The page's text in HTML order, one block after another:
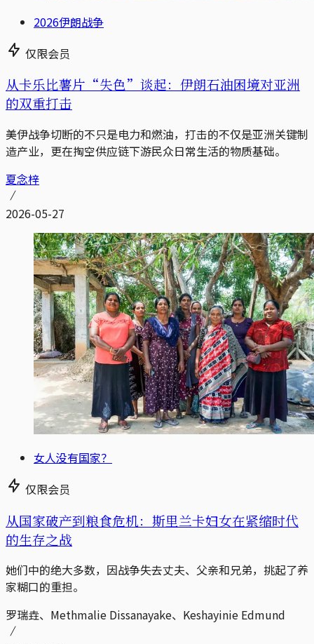
2026伊朗战争
仅限会员
从卡乐比薯片“失色”谈起：伊朗石油困境对亚洲
的双重打击
美伊战争切断的不只是电力和燃油，打击的不仅是亚洲关键制
造产业，更在掏空供应链下游民众日常生活的物质基础。
夏念梓
2026-05-27
女人没有国家？
仅限会员
从国家破产到粮食危机：斯里兰卡妇女在紧缩时代
的生存之战
她们中的绝大多数，因战争失去丈夫、父亲和兄弟，挑起了养
家糊口的重担。
罗瑞垚、Methmalie Dissanayake、Keshayinie Edmund